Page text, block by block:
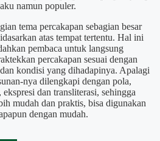
namun populer.
tema percakapan sebagian besar
atas tempat tertentu. Hal ini
pembaca untuk langsung
percakapan sesuai dengan
kondisi yang dihadapinya. Apalagi
nya dilengkapi dengan pola,
ekspresi dan transliterasi, sehingga
mudah dan praktis, bisa digunakan
dengan mudah.